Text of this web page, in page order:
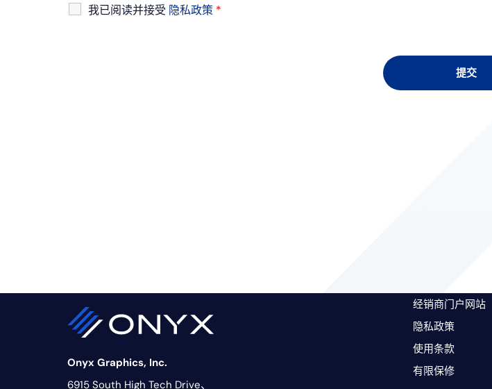
我已阅读并接受 隐私政策 *
Onyx Graphics, Inc.
6915 South High Tech Drive、
经销商门户网站
隐私政策
使用条款
有限保修